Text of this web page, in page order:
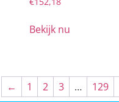
Bekijk nu
← 1 2 3 … 129